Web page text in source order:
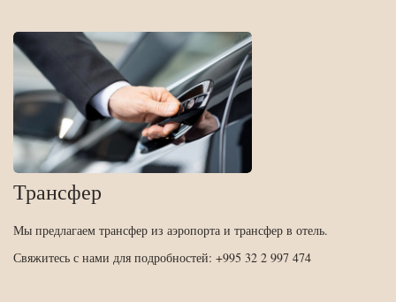
Трансфер
Мы предлагаем трансфер из аэропорта и трансфер в отель.
Свяжитесь с нами для подробностей: +995 32 2 997 474